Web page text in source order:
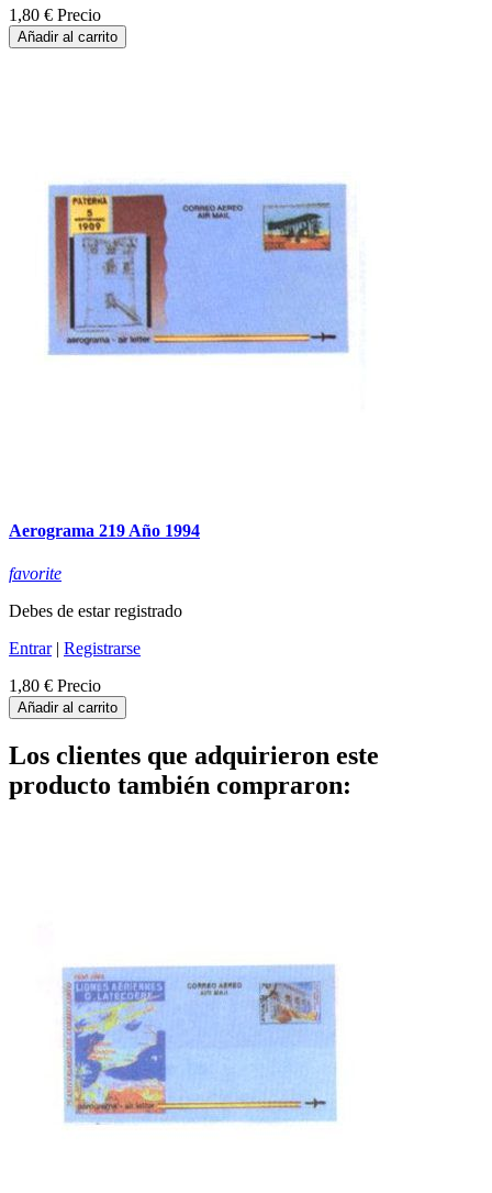
1,80 € Precio
Añadir al carrito
Aerograma 219 Año 1994
favorite
Debes de estar registrado
Entrar| Registrarse
1,80 € Precio
Añadir al carrito
Los clientes que adquirieron este
producto también compraron: